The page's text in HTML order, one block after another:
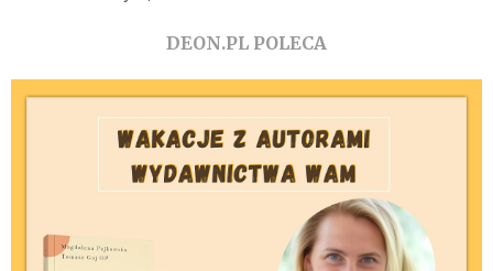
DEON.PL POLECA